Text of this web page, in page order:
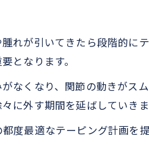
れが引いてきたら段階的に
となります。
なくなり、関節の動きがス
に外す期間を延ばしていきま
度最適なテーピング計画を